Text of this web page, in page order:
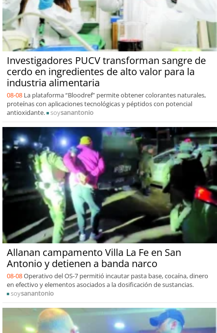
Investigadores PUCV transforman sangre de
cerdo en ingredientes de alto valor para la
industria alimentaria
08-08 La plataforma “Bloodref” permite obtener colorantes naturales,
proteínas con aplicaciones tecnológicas y péptidos con potencial
antioxidante.
soysanantonio
Allanan campamento Villa La Fe en San
Antonio y detienen a banda narco
08-08Operativo del OS-7 permitió incautar pasta base, cocaína, dinero
en efectivo y elementos asociados a la dosificación de sustancias.
soysanantonio